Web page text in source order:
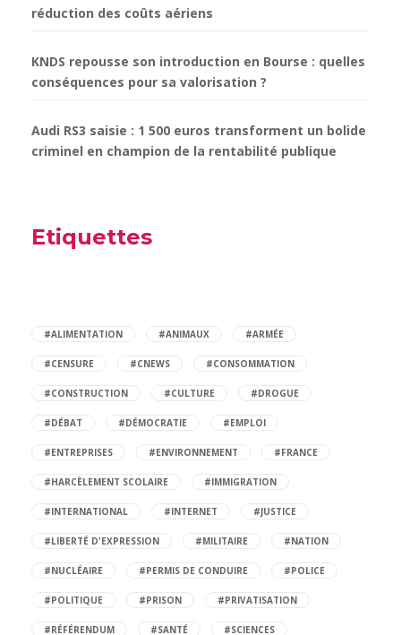
réduction des coûts aériens
KNDS repousse son introduction en Bourse : quelles
conséquences pour sa valorisation ?
Audi RS3 saisie : 1 500 euros transforment un bolide
criminel en champion de la rentabilité publique
Etiquettes
#ALIMENTATION #ANIMAUX #ARMÉE
#CENSURE #CNEWS #CONSOMMATION
#CONSTRUCTION #CULTURE #DROGUE
#DÉBAT #DÉMOCRATIE #EMPLOI
#ENTREPRISES #ENVIRONNEMENT #FRANCE
#HARCÈLEMENT SCOLAIRE #IMMIGRATION
#INTERNATIONAL #INTERNET #JUSTICE
#LIBERTÉ D'EXPRESSION #MILITAIRE #NATION
#NUCLÉAIRE #PERMIS DE CONDUIRE #POLICE
#POLITIQUE #PRISON #PRIVATISATION
#RÉFÉRENDUM #SANTÉ #SCIENCES